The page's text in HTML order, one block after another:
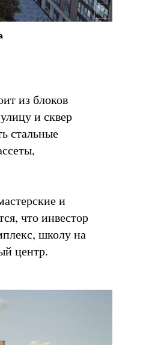
из блоков
и сквер
стальные
и
что инвестор
школу на
центр.